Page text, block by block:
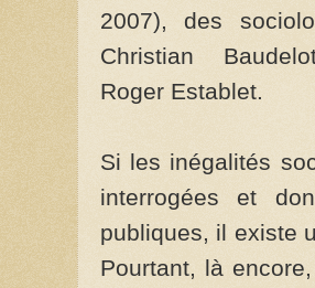
2007), des
Christian
Roger Establet.
Si les inégalités
interrogées et
publiques, il existe
Pourtant, là